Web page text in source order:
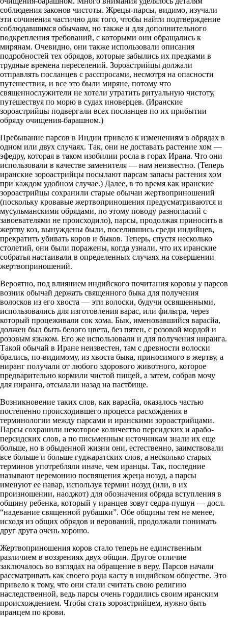
соблюдения законов чистоты. Жрецы-парсы, видимо, изучали
эти сочинения частично для того, чтобы найти подтверждение
соблюдавшимся обычаям, но также и для дополнительного
подкрепления требований, с которыми они обращались к
мирянам. Очевидно, они также использовали описания
подробностей тех обрядов, которые забылись их предками в
трудные времена переселений. Зороастрийцы должали
отправлять посланцев с расспросами, несмотря на опасности
путешествия, и все это были миряне, потому что
священнослужители не хотели утратить ритуальную чистоту,
путешествуя по морю в судах иноверцев. (Иранские
зороастрийцы подвергали всех посланцев по их прибытии
обряду очищения-барашном.)
Пребывание парсов в Индии привело к изменениям в обрядах в
одном или двух случаях. Так, они не доставать растение хом —
эфедру, которая в таком изобилии росла в горах Ирана. Что они
использовали в качестве заменителя — нам неизвестно. (Теперь
иранские зороастрийцы посылают парсам запасы растения хом
при каждом удобном случае.) Далее, в то время как иранские
зороастрийцы сохранили старые обычаи жертвоприношений
(поскольку кровавые жертвоприношения предусматриваются и
мусульманскими обрядами, по этому поводу разногласий с
завоевателями не происходило), парсы, продолжая приносить в
жертву коз, вынуждены были, поселившись среди индийцев,
прекратить убивать коров и быков. Теперь, спустя несколько
столетий, они были поражены, когда узнали, что их иранские
собратья настаивали в определенных случаях на совершении
жертвоприношений.
Вероятно, под влиянием индийского почитания коровы у парсов
возник обычай держать священного быка для получения
волосков из его хвоста — эти волоски, будучи освященными,
использовались для изготовления варас, или фильтра, через
который процеживали сок хома. Бык, именовавшийся варасйа,
должен был быть белого цвета, без пятен, с розовой мордой и
розовым языком. Его же использовали и для получения ниранга.
Такой обычай в Иране неизвестен, там с древности волоски
брались, по-видимому, из хвоста быка, приносимого в жертву, а
ниранг получали от любого здорового животного, которое
предварительно кормили чистой пищей, а затем, собрав мочу
для ниранга, отсылали назад на пастбище.
Возникновение таких слов, как варасйа, оказалось частью
постепенно происходившего процесса расхождения в
терминологии между парсами и иранскими зороастрийцами.
Парсы сохранили некоторое количество персидских и арабо-
персидских слов, а по письменным источникам знали их еще
больше, но в обыденной жизни они, естественно, заимствовали
все больше и больше гуджаратских слов, а несколько старых
терминов употребляли иначе, чем иранцы. Так, последние
называют церемонию посвящения жреца нозуд, а парсы
именуют ее навар, используя термин нозуд (или, в их
произношении, наоджот) для обозначения обряда вступления в
общину ребенка, который у иранцев зовут седра-пушун — досл.
“надевание священной рубашки”. Обе общины тем не менее,
исходя из общих обрядов и верований, продолжали понимать
друг друга очень хорошо.
Жертвоприношения коров стало теперь не единственным
различием в воззрениях двух общин. Другое отличие
заключалось во взглядах на обращение в веру. Парсов начали
рассматривать как своего рода касту в индийском обществе. Это
привело к тому, что они стали считать свою религию
наследственной, ведь парсы очень гордились своим иранским
происхождением. Чтобы стать зороастрийцем, нужно быть
иранцем по крови.